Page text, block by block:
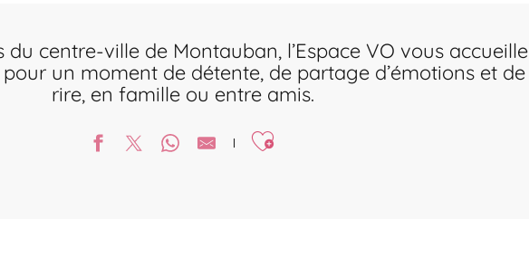
du centre-ville de Montauban, l’Espace VO vous accueille
un moment de détente, de partage d’émotions et de
rire, en famille ou entre amis.
Ajouter aux favoris